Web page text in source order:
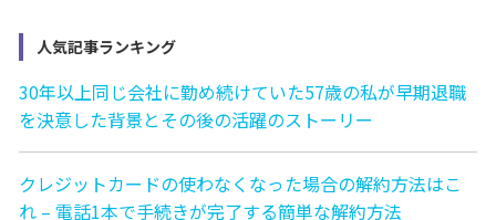
人気記事ランキング
30年以上同じ会社に勤め続けていた57歳の私が早期退職
を決意した背景とその後の活躍のストーリー
クレジットカードの使わなくなった場合の解約方法はこ
れ – 電話1本で手続きが完了する簡単な解約方法